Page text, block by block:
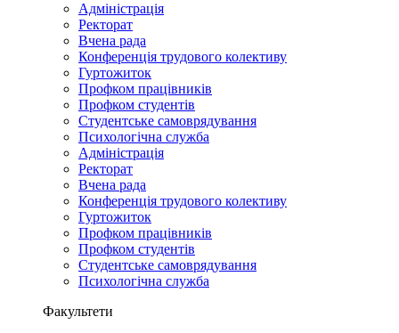
Адміністрація
Ректорат
Вчена рада
Конференція трудового колективу
Гуртожиток
Профком працівників
Профком студентів
Студентське самоврядування
Психологічна служба
Адміністрація
Ректорат
Вчена рада
Конференція трудового колективу
Гуртожиток
Профком працівників
Профком студентів
Студентське самоврядування
Психологічна служба
Факультети